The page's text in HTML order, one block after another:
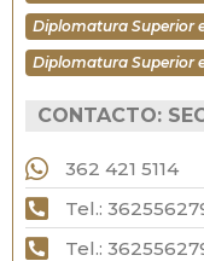
Diplomatura Superior
Diplomatura Superior
CONTACTO:
362 421 5114
Tel.:
Tel.: